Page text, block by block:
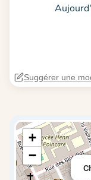
Suggérer une
+
−